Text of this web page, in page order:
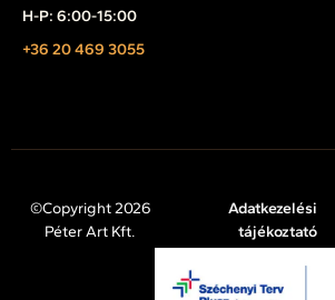
H-P: 6:00-15:00
+36 20 469 3055
©Copyright 2026
Péter Art Kft.
Adatkezelési
tájékoztató
Cookie tájékoztató